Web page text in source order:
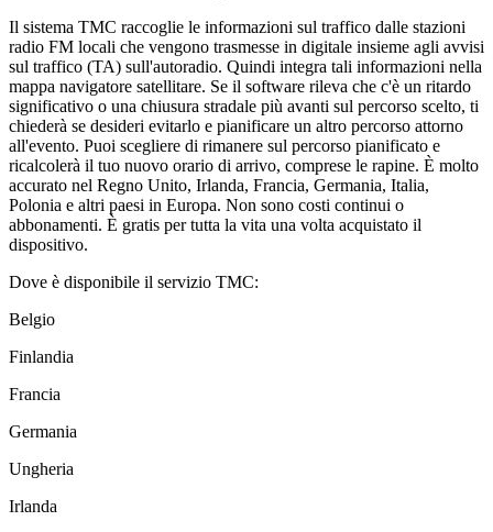
Il sistema TMC raccoglie le informazioni sul traffico dalle stazioni
radio FM locali che vengono trasmesse in digitale insieme agli avvisi
sul traffico (TA) sull'autoradio. Quindi integra tali informazioni nella
mappa navigatore satellitare. Se il software rileva che c'è un ritardo
significativo o una chiusura stradale più avanti sul percorso scelto, ti
chiederà se desideri evitarlo e pianificare un altro percorso attorno
all'evento. Puoi scegliere di rimanere sul percorso pianificato e
ricalcolerà il tuo nuovo orario di arrivo, comprese le rapine. È molto
accurato nel Regno Unito, Irlanda, Francia, Germania, Italia,
Polonia e altri paesi in Europa. Non sono costi continui o
abbonamenti. È gratis per tutta la vita una volta acquistato il
dispositivo.
Dove è disponibile il servizio TMC:
Belgio
Finlandia
Francia
Germania
Ungheria
Irlanda